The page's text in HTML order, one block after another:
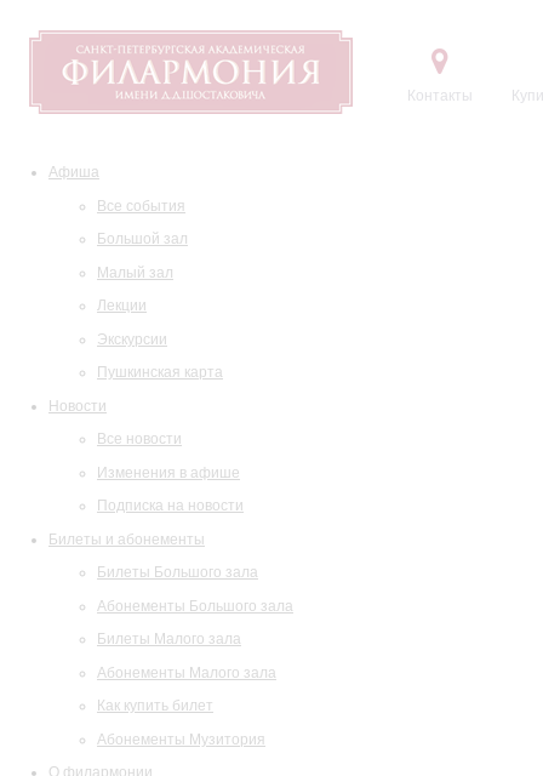
Контакты
Афиша
Все события
Большой зал
Малый зал
Лекции
Экскурсии
Пушкинская карта
Новости
Все новости
Изменения в афише
Подписка на новости
Билеты и абонементы
Билеты Большого зала
Абонементы Большого зала
Билеты Малого зала
Абонементы Малого зала
Как купить билет
Абонементы Музитория
О филармонии